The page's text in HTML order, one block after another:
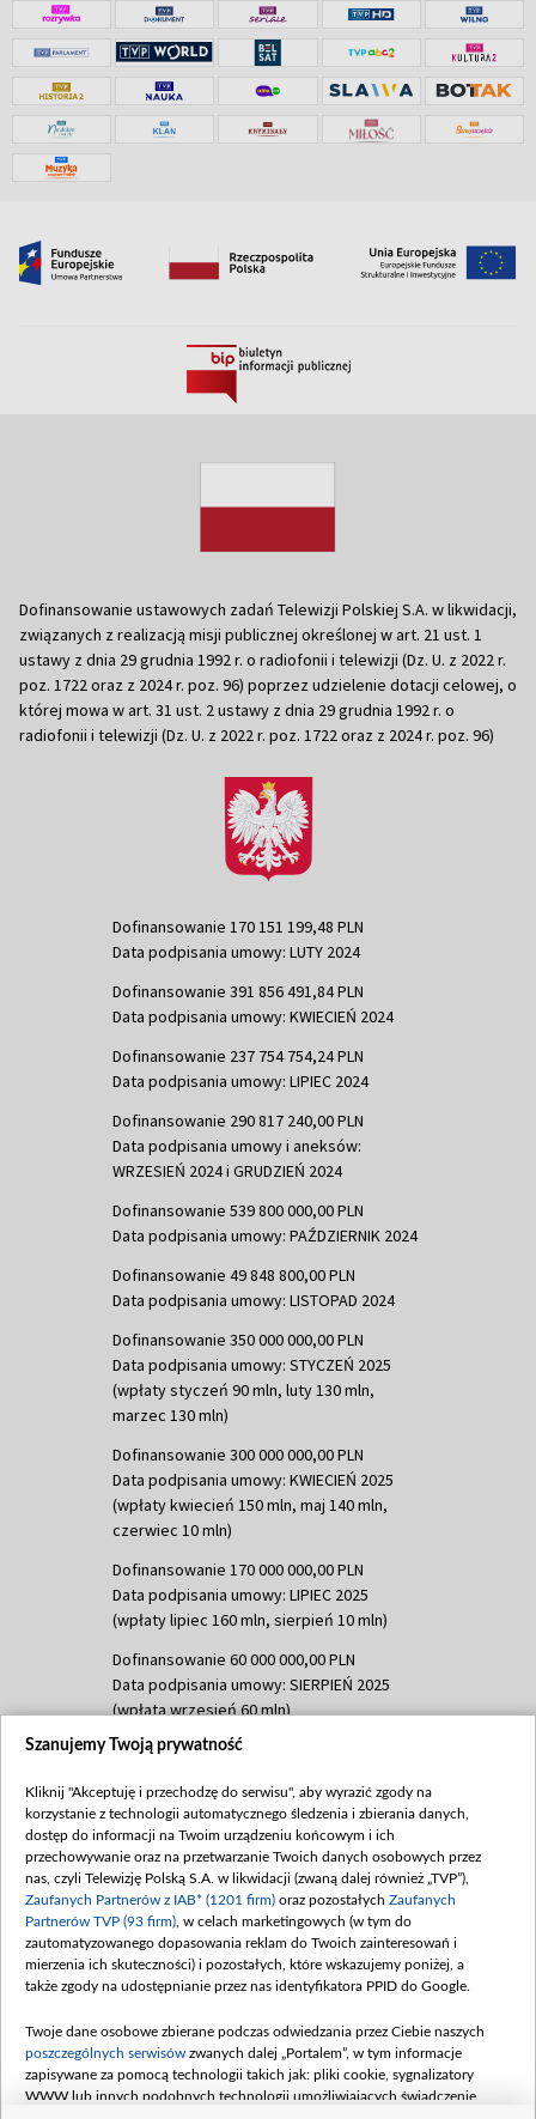
Dofinansowanie ustawowych zadań Telewizji Polskiej S.A. w likwidacji,
związanych z realizacją misji publicznej określonej w art. 21 ust. 1
ustawy z dnia 29 grudnia 1992 r. o radiofonii i telewizji (Dz. U. z 2022 r.
poz. 1722 oraz z 2024 r. poz. 96) poprzez udzielenie dotacji celowej, o
której mowa w art. 31 ust. 2 ustawy z dnia 29 grudnia 1992 r. o
radiofonii i telewizji (Dz. U. z 2022 r. poz. 1722 oraz z 2024 r. poz. 96)
Dofinansowanie 170 151 199,48 PLN
Data podpisania umowy: LUTY 2024
Dofinansowanie 391 856 491,84 PLN
Data podpisania umowy: KWIECIEŃ 2024
Dofinansowanie 237 754 754,24 PLN
Data podpisania umowy: LIPIEC 2024
Dofinansowanie 290 817 240,00 PLN
Data podpisania umowy i aneksów:
WRZESIEŃ 2024 i GRUDZIEŃ 2024
Dofinansowanie 539 800 000,00 PLN
Data podpisania umowy: PAŹDZIERNIK 2024
Dofinansowanie 49 848 800,00 PLN
Data podpisania umowy: LISTOPAD 2024
Dofinansowanie 350 000 000,00 PLN
Data podpisania umowy: STYCZEŃ 2025
(wpłaty styczeń 90 mln, luty 130 mln,
marzec 130 mln)
Dofinansowanie 300 000 000,00 PLN
Data podpisania umowy: KWIECIEŃ 2025
(wpłaty kwiecień 150 mln, maj 140 mln,
czerwiec 10 mln)
Dofinansowanie 170 000 000,00 PLN
Data podpisania umowy: LIPIEC 2025
(wpłaty lipiec 160 mln, sierpień 10 mln)
Dofinansowanie 60 000 000,00 PLN
Data podpisania umowy: SIERPIEŃ 2025
(wpłata wrzesień 60 mln)
Dofinansowanie 635 783 051,21 PLN
(wpłata wrzesień 100 mln, październik 350
mln, listopad 265 mln)
Dofinansowanie 48 862 000,00 PLN
Data podpisania umowy: GRUDZIEŃ 2025
(wpłata grudzień 60,548 mln)
Dofinansowanie 900 000 000,00 PLN
Data podpisania umowy: LUTY 2026 (wpłata
kwiecień 180 mln, 7 maja 180 mln, 8
czerwca 90 mln)
Dofinansowanie 250 000 000,00 PLN
Szanujemy Twoją prywatność
Kliknij "Akceptuję i przechodzę do serwisu", aby wyrazić zgody na
korzystanie z technologii automatycznego śledzenia i zbierania danych,
dostęp do informacji na Twoim urządzeniu końcowym i ich
przechowywanie oraz na przetwarzanie Twoich danych osobowych przez
nas, czyli Telewizję Polską S.A. w likwidacji (zwaną dalej również „TVP”),
Zaufanych Partnerów z IAB* (1201 firm) oraz pozostałych Zaufanych
Partnerów TVP (93 firm) , w celach marketingowych (w tym do
zautomatyzowanego dopasowania reklam do Twoich zainteresowań i
mierzenia ich skuteczności) i pozostałych, które wskazujemy poniżej, a
także zgody na udostępnianie przez nas identyfikatora PPID do Google.
Twoje dane osobowe zbierane podczas odwiedzania przez Ciebie naszych
poszczególnych serwisów zwanych dalej „Portalem”, w tym informacje
zapisywane za pomocą technologii takich jak: pliki cookie, sygnalizatory
WWW lub innych podobnych technologii umożliwiających świadczenie